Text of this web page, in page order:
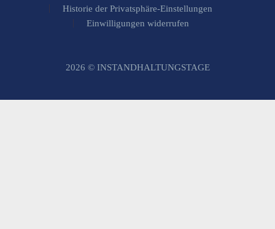
Historie der Privatsphäre-Einstellungen
Einwilligungen widerrufen
2026 © INSTANDHALTUNGSTAGE